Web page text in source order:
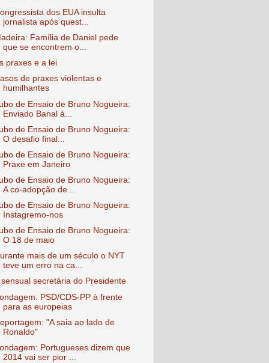
dos EUA insulta
jornalista após quest...
Família de Daniel pede
que se encontrem o...
praxes e a lei
de praxes violentas e
humilhantes
de Ensaio de Bruno Nogueira:
Enviado Banal à...
de Ensaio de Bruno Nogueira:
O desafio final...
de Ensaio de Bruno Nogueira:
Praxe em Janeiro
de Ensaio de Bruno Nogueira:
A co-adopção de...
de Ensaio de Bruno Nogueira:
Instagremo-nos
de Ensaio de Bruno Nogueira:
O 18 de maio
mais de um século o NYT
teve um erro na ca...
sensual secretária do Presidente
PSD/CDS-PP à frente
para as europeias
"A saia ao lado de
Ronaldo"
Portugueses dizem que
2014 vai ser pior ...